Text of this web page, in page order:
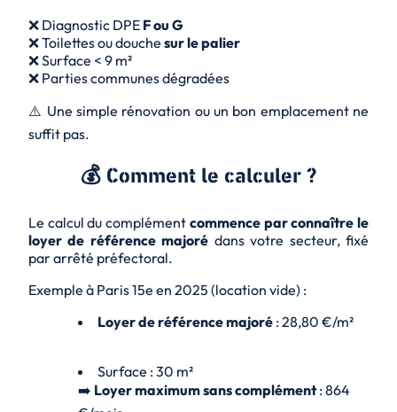
❌ Diagnostic DPE F ou G
❌ Toilettes ou douche sur le palier
❌ Surface < 9 m²
❌ Parties communes dégradées
⚠️ Une simple rénovation ou un bon emplacement ne
suffit pas.
💰 Comment le calculer ?
Le calcul du complément commence par connaître le
loyer de référence majoré dans votre secteur, fixé
par arrêté préfectoral.
Exemple à Paris 15e en 2025 (location vide) :
Loyer de référence majoré : 28,80 €/m²
Surface : 30 m²
➡️ Loyer maximum sans complément: 864